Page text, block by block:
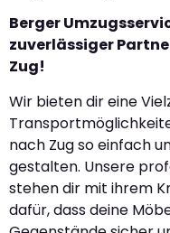
Berger
zuverlässiger
Zug!
Wir bieten dir eine
nach Zug so einfach
gestalten. Unsere
stehen dir mit ihrem
dafür, dass deine